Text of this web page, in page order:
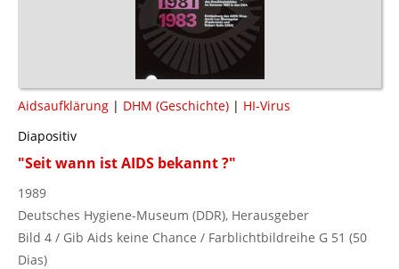
Aidsaufklärung | DHM (Geschichte) | HI-Virus
Diapositiv
"Seit wann ist AIDS bekannt ?"
1989
Deutsches Hygiene-Museum (DDR), Herausgeber
Bild 4 / Gib Aids keine Chance / Farblichtbildreihe G 51 (50
Dias)